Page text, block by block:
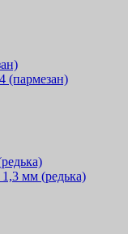
(пармезан)
мм (редька)